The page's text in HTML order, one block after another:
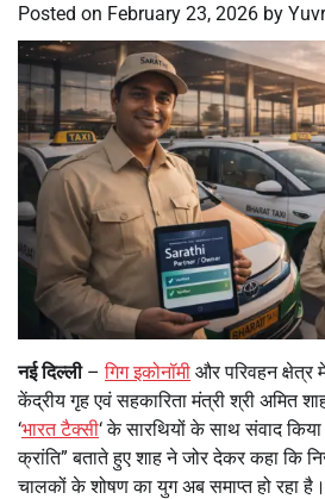
Posted on February 23, 2026 by
नई दिल्ली–गिग इकोनॉमी और परिवहन क्षेत्र
केंद्रीय गृह एवं सहकारिता मंत्री श्री अमित
‘भारत टैक्सी‘ के सारथियों के साथ संवाद
क्रांति” बताते हुए शाह ने जोर देकर कहा कि
चालकों के शोषण का युग अब समाप्त हो रहा